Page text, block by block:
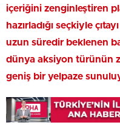
içeriğini zenginleştiren
hazırladığı seçkiyle
uzun süredir beklenen
dünya aksiyon türünün
geniş bir yelpaze